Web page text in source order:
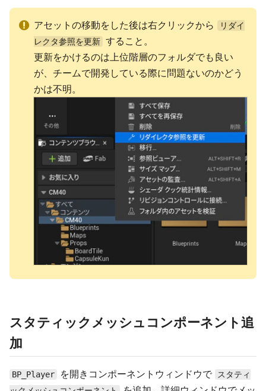
アセットの移動をした後は右クリックから
リダイ
レクタ参照を更新 すること。
更新をかけるのは上位階層のフォルダでも良い
が、チームで開発している際に問題ないのかどう
かは不明。
スタティックメッシュコンポーネント追
加
BP_Player を開きコンポーネントウィンドウで
スタティ